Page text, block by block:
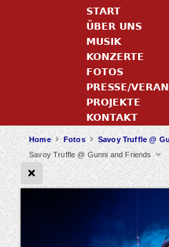
Home Fotos
Savoy Truffle @
Savoy Truffle @ Gunni and Friends
START
ÜBER UNS
MUSIK
KONZERTE
FOTOS
PRESSE/
PROJEKTE
KONTAKT